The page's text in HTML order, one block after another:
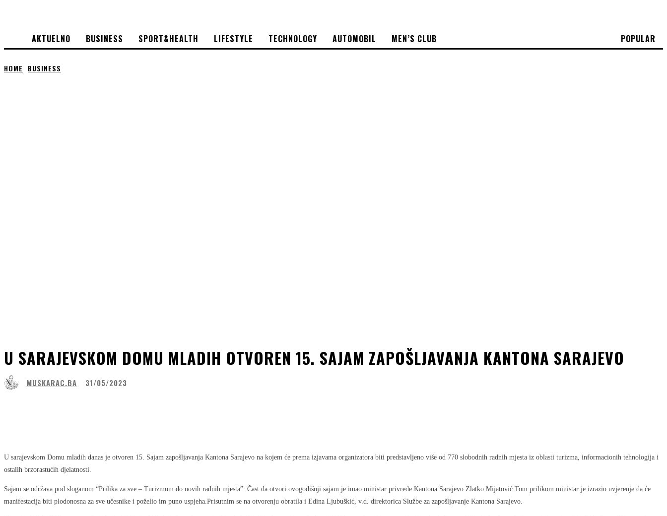
POPULAR
AKTUELNO BUSINESS SPORT&HEALTH LIFESTYLE TECHNOLOGY AUTOMOBIL MEN’S CLUB
HOME BUSINESS
U SARAJEVSKOM DOMU MLADIH OTVOREN 15. SAJAM ZAPOŠLJAVANJA KANTONA SARAJEVO
MUSKARAC.BA 31/05/2023
U sarajevskom Domu mladih danas je otvoren 15. Sajam zapošljavanja Kantona Sarajevo na kojem će prema izjavama organizatora biti predstavljeno više od 770 slobodnih radnih mjesta iz oblasti turizma, informacionih tehnologija i
ostalih brzorastućih djelatnosti.
Sajam se održava pod sloganom “Prilika za sve – Turizmom do novih radnih mjesta”. Čast da otvori ovogodišnji sajam je imao ministar privrede Kantona Sarajevo Zlatko Mijatović.Tom prilikom ministar je izrazio uvjerenje da će
manifestacija biti plodonosna za sve učesnike i poželio im puno uspjeha.Prisutnim se na otvorenju obratila i Edina Ljubuškić, v.d. direktorica Službe za zapošljavanje Kantona Sarajevo.